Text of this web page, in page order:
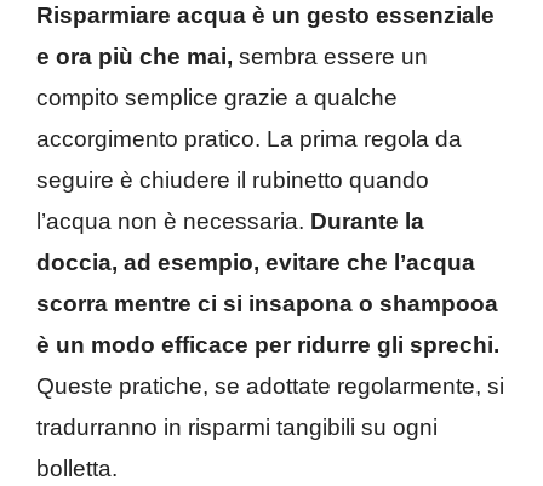
Risparmiare acqua è un gesto essenziale
e ora più che mai, sembra essere un
compito semplice grazie a qualche
accorgimento pratico. La prima regola da
seguire è chiudere il rubinetto quando
l’acqua non è necessaria. Durante la
doccia, ad esempio, evitare che l’acqua
scorra mentre ci si insapona o shampooa
è un modo efficace per ridurre gli sprechi.
Queste pratiche, se adottate regolarmente, si
tradurranno in risparmi tangibili su ogni
bolletta.